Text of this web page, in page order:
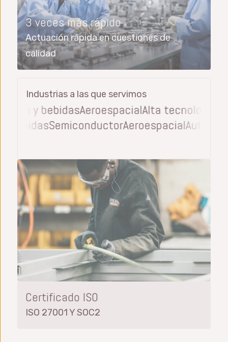
3 veces más rápido
Actuación rápida en cuestiones de
calidad
Industrias a las que servimos
y bebidasAeroespacialAlta tecnología
y bebidasSemiconductorAeroespacial
Certificado ISO
ISO 27001 Y SOC2